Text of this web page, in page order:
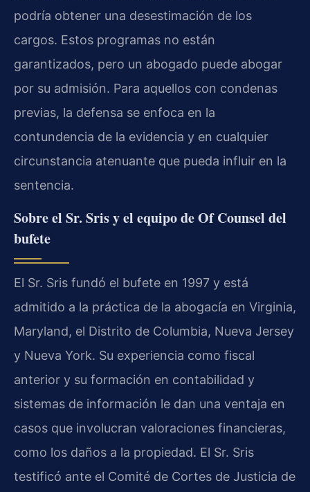
podría obtener una desestimación de los
cargos. Estos programas no están
garantizados, pero un abogado puede abogar
por su admisión. Para aquellos con condenas
previas, la defensa se enfoca en la
contundencia de la evidencia y en cualquier
circunstancia atenuante que pueda influir en la
sentencia.
Sobre el Sr. Sris y el equipo de Of Counsel del
bufete
El Sr. Sris fundó el bufete en 1997 y está
admitido a la práctica de la abogacía en Virginia,
Maryland, el Distrito de Columbia, Nueva Jersey
y Nueva York. Su experiencia como fiscal
anterior y su formación en contabilidad y
sistemas de información le dan una ventaja en
casos que involucran valoraciones financieras,
como los daños a la propiedad. El Sr. Sris
testificó ante el Comité de Cortes de Justicia de